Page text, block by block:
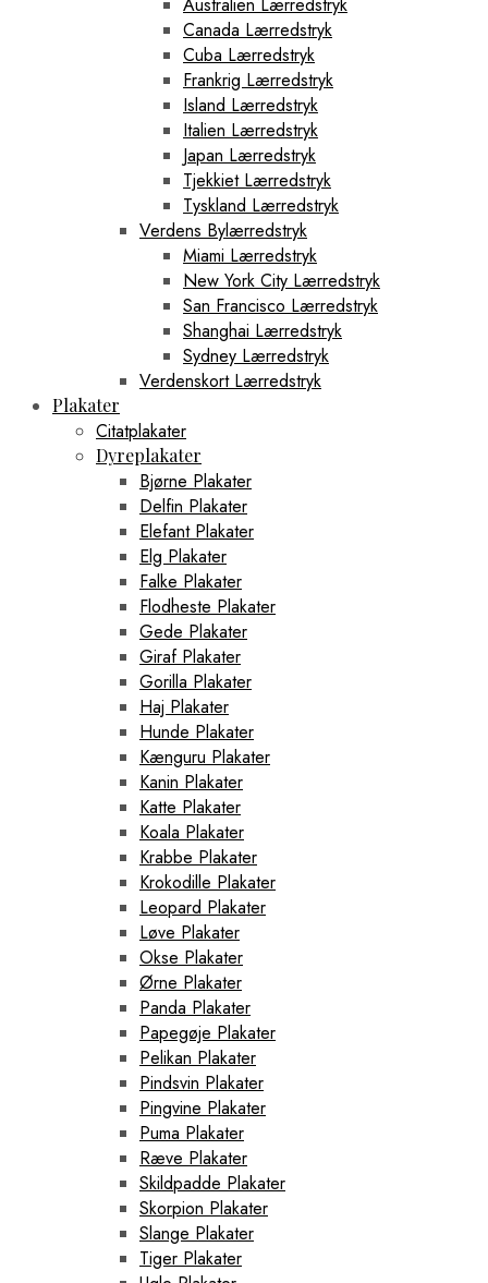
Canada Lærredstryk
Cuba Lærredstryk
Frankrig Lærredstryk
Island Lærredstryk
Italien Lærredstryk
Japan Lærredstryk
Tjekkiet Lærredstryk
Tyskland Lærredstryk
Verdens Bylærredstryk
Miami Lærredstryk
New York City Lærredstryk
San Francisco Lærredstryk
Shanghai Lærredstryk
Sydney Lærredstryk
Verdenskort Lærredstryk
Plakater
Citatplakater
Dyreplakater
Bjørne Plakater
Delfin Plakater
Elefant Plakater
Elg Plakater
Falke Plakater
Flodheste Plakater
Gede Plakater
Giraf Plakater
Gorilla Plakater
Haj Plakater
Hunde Plakater
Kænguru Plakater
Kanin Plakater
Katte Plakater
Koala Plakater
Krabbe Plakater
Krokodille Plakater
Leopard Plakater
Løve Plakater
Okse Plakater
Ørne Plakater
Panda Plakater
Papegøje Plakater
Pelikan Plakater
Pindsvin Plakater
Pingvine Plakater
Puma Plakater
Ræve Plakater
Skildpadde Plakater
Skorpion Plakater
Slange Plakater
Tiger Plakater